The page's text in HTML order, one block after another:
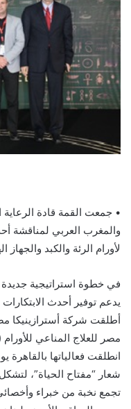
• جمعت القمة قادة
والمغرب العربي لمناقشة
لأورام الرئة والكبد والجهاز
في خطوة استراتيجية جديدة
يدعم توفير أحدث الابتكارات
أطلقت شركة أسترازينيكا
شعار “مفتاح الحياة”،
تجمع نخبة من خبراء